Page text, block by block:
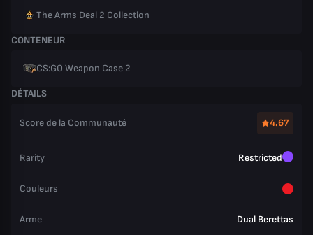
The Arms Deal 2 Collection
CONTENEUR
CS:GO Weapon Case 2
DÉTAILS
Score de la Communauté 4.67
Rarity Restricted
Couleurs
Arme Dual Berettas